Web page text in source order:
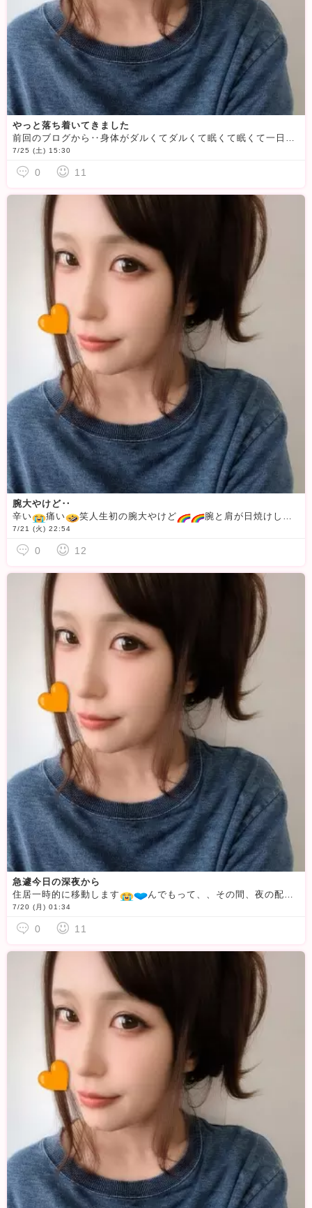
やっと落ち着いてきました
前回のブログから‥身体がダルくてダルくて眠くて眠くて一日ほぼ寝てるような状況で‥腕はずっと痛いし着脱も痛いしお湯はもちろん痛いし何だか痒いし
7/25 (土) 15:30
0 11
腕大やけど‥
辛い
痛い 笑人生初の腕大やけど 腕と肩が日焼けしすぎて‥大やけど状態
7/21 (火) 22:54
0 12
急遽今日の深夜から
住居一時的に移動します
んでもって、、その間、夜の配信が出来ません
7/20 (月) 01:34
0 11